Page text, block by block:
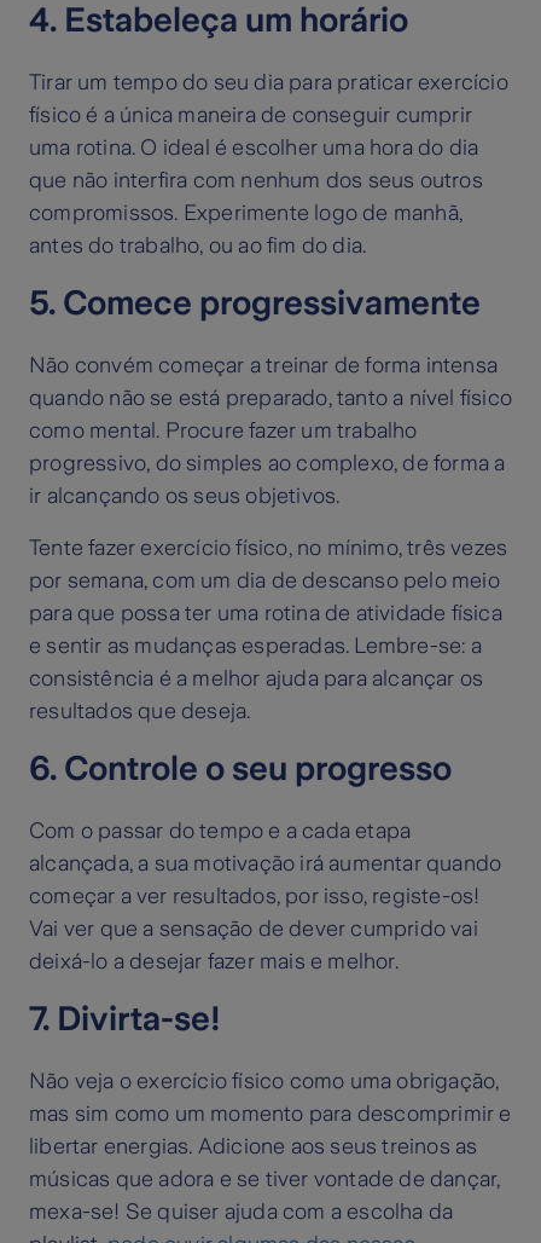
4. Estabeleça um horário
Tirar um tempo do seu dia para praticar exercício
físico é a única maneira de conseguir cumprir
uma rotina. O ideal é escolher uma hora do dia
que não interfira com nenhum dos seus outros
compromissos. Experimente logo de manhã,
antes do trabalho, ou ao fim do dia.
5. Comece progressivamente
Não convém começar a treinar de forma intensa
quando não se está preparado, tanto a nível físico
como mental. Procure fazer um trabalho
progressivo, do simples ao complexo, de forma a
ir alcançando os seus objetivos.
Tente fazer exercício físico, no mínimo, três vezes
por semana, com um dia de descanso pelo meio
para que possa ter uma rotina de atividade física
e sentir as mudanças esperadas. Lembre-se: a
consistência é a melhor ajuda para alcançar os
resultados que deseja.
6. Controle o seu progresso
Com o passar do tempo e a cada etapa
alcançada, a sua motivação irá aumentar quando
começar a ver resultados, por isso, registe-os!
Vai ver que a sensação de dever cumprido vai
deixá-lo a desejar fazer mais e melhor.
7. Divirta-se!
Não veja o exercício físico como uma obrigação,
mas sim como um momento para descomprimir e
libertar energias. Adicione aos seus treinos as
músicas que adora e se tiver vontade de dançar,
mexa-se! Se quiser ajuda com a escolha da